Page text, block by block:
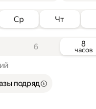
Ср Чт
6 8
часов
подряд